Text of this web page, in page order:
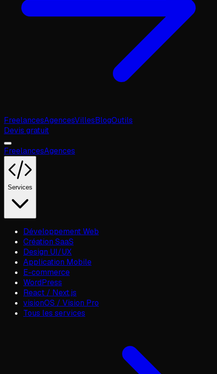
FreelancesAgencesVillesBlogOutils
Devis gratuit
FreelancesAgences
Services
Développement Web
Création SaaS
Design UI/UX
Application Mobile
E-commerce
WordPress
React / Next.js
visionOS / Vision Pro
Tous les services